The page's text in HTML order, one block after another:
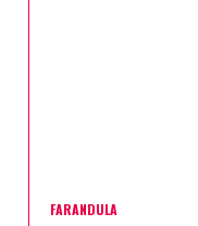
FARÁNDULA